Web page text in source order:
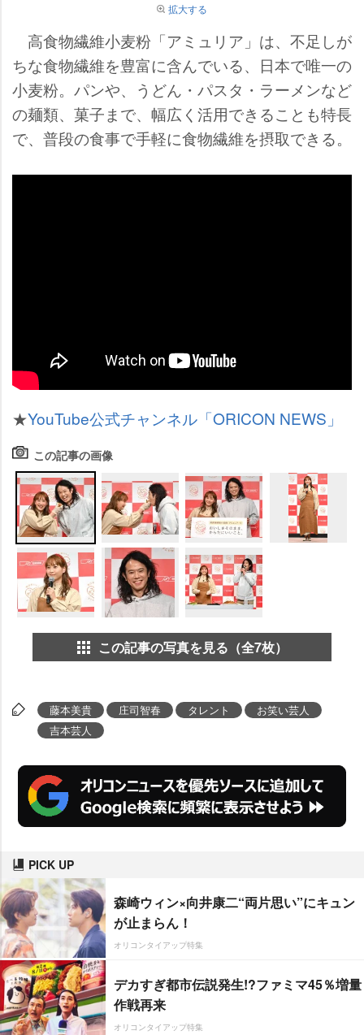
拡大する
高食物繊維小麦粉「アミュリア」は、不足しが
ちな食物繊維を豊富に含んでいる、日本で唯一の
小麦粉。パンや、うどん・パスタ・ラーメンなど
の麺類、菓子まで、幅広く活用できることも特長
で、普段の食事で手軽に食物繊維を摂取できる。
★YouTube公式チャンネル「ORICON NEWS」
この記事の画像
この記事の写真を見る（全7枚）
藤本美貴 庄司智春 タレント
お笑い芸人
吉本芸人
PICK UP
森崎ウィン×向井康二“両片思い”にキュン
が止まらん！
オリコンタイアップ特集
デカすぎ都市伝説発生!?ファミマ45％増量
作戦再来
オリコンタイアップ特集